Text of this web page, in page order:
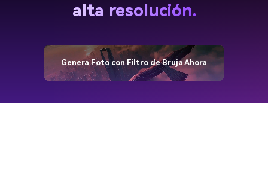
alta resolución.
Genera Foto con Filtro de Bruja Ahora